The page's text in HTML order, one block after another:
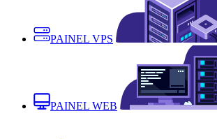
PAINEL VPS
PAINEL WEB